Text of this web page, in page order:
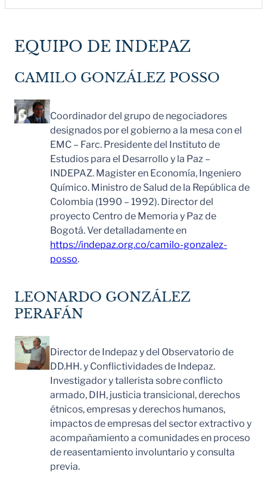
EQUIPO DE INDEPAZ
CAMILO GONZÁLEZ POSSO
Coordinador del grupo de negociadores
designados por el gobierno a la mesa con el
EMC – Farc. Presidente del Instituto de
Estudios para el Desarrollo y la Paz –
INDEPAZ. Magister en Economía, Ingeniero
Químico. Ministro de Salud de la República de
Colombia (1990 – 1992). Director del
proyecto Centro de Memoria y Paz de
Bogotá. Ver detalladamente en
https://indepaz.org.co/camilo-gonzalez-
posso.
LEONARDO GONZÁLEZ
PERAFÁN
Director de Indepaz y del Observatorio de
DD.HH. y Conflictividades de Indepaz.
Investigador y tallerista sobre conflicto
armado, DIH, justicia transicional, derechos
étnicos, empresas y derechos humanos,
impactos de empresas del sector extractivo y
acompañamiento a comunidades en proceso
de reasentamiento involuntario y consulta
previa.